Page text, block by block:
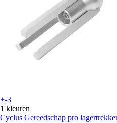
+-3
1 kleuren
Cyclus Gereedschap pro